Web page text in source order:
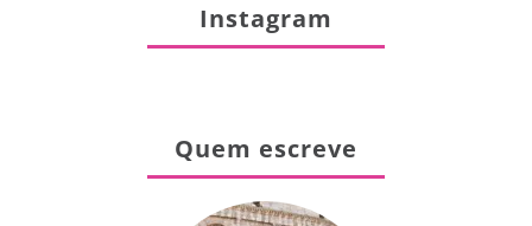
Instagram
Quem escreve